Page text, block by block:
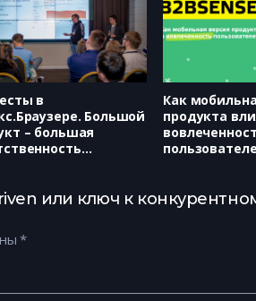
в
Большой
– большая
Дмитрий Тимко)
Как
продукта
или ключ к
*